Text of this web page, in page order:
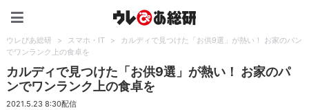
ウレぴあ総研 > スマホ・IT >
カルディで見つけた「お供9選」が熱い！ お家のパン
でワンランク上の食卓を
カルディで見つけた「お供9選」が熱い！ お家のパ
ンでワンランク上の食卓を
2021.5.23 8:30配信